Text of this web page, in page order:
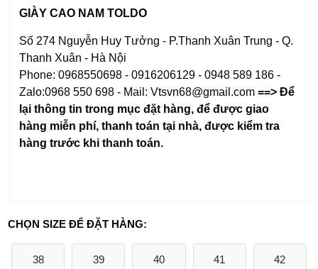
GIÀY CAO NAM TOLDO
Số 274 Nguyễn Huy Tưởng - P.Thanh Xuân Trung - Q.
Thanh Xuân - Hà Nội
Phone: 0968550698 - 0916206129 - 0948 589 186 -
Zalo:0968 550 698 - Mail: Vtsvn68@gmail.com==> Để
lại thông tin trong mục đặt hàng,để được giao
hàng miễn phí, thanh toán tại nhà, được kiểm tra
hàng trước khi thanh toán.
CHỌN SIZE ĐỂ ĐẶT HÀNG:
38 39 40 41 42